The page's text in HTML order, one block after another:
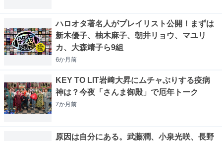
ハロオタ著名人がプレイリスト公開！まずは
新木優子、柚木麻子、朝井リョウ、マユリ
カ、大森靖子ら9組
6か月前
KEY TO LIT岩﨑大昇にムチャぶりする疫病
神は？今夜「さんま御殿」で厄年トーク
7か月前
原因は自分にある。武藤潤、小泉光咲、長野